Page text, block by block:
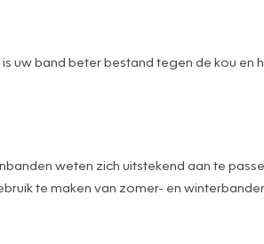
uw band beter bestand tegen de kou en
weten zich uitstekend aan te
te maken van zomer- en